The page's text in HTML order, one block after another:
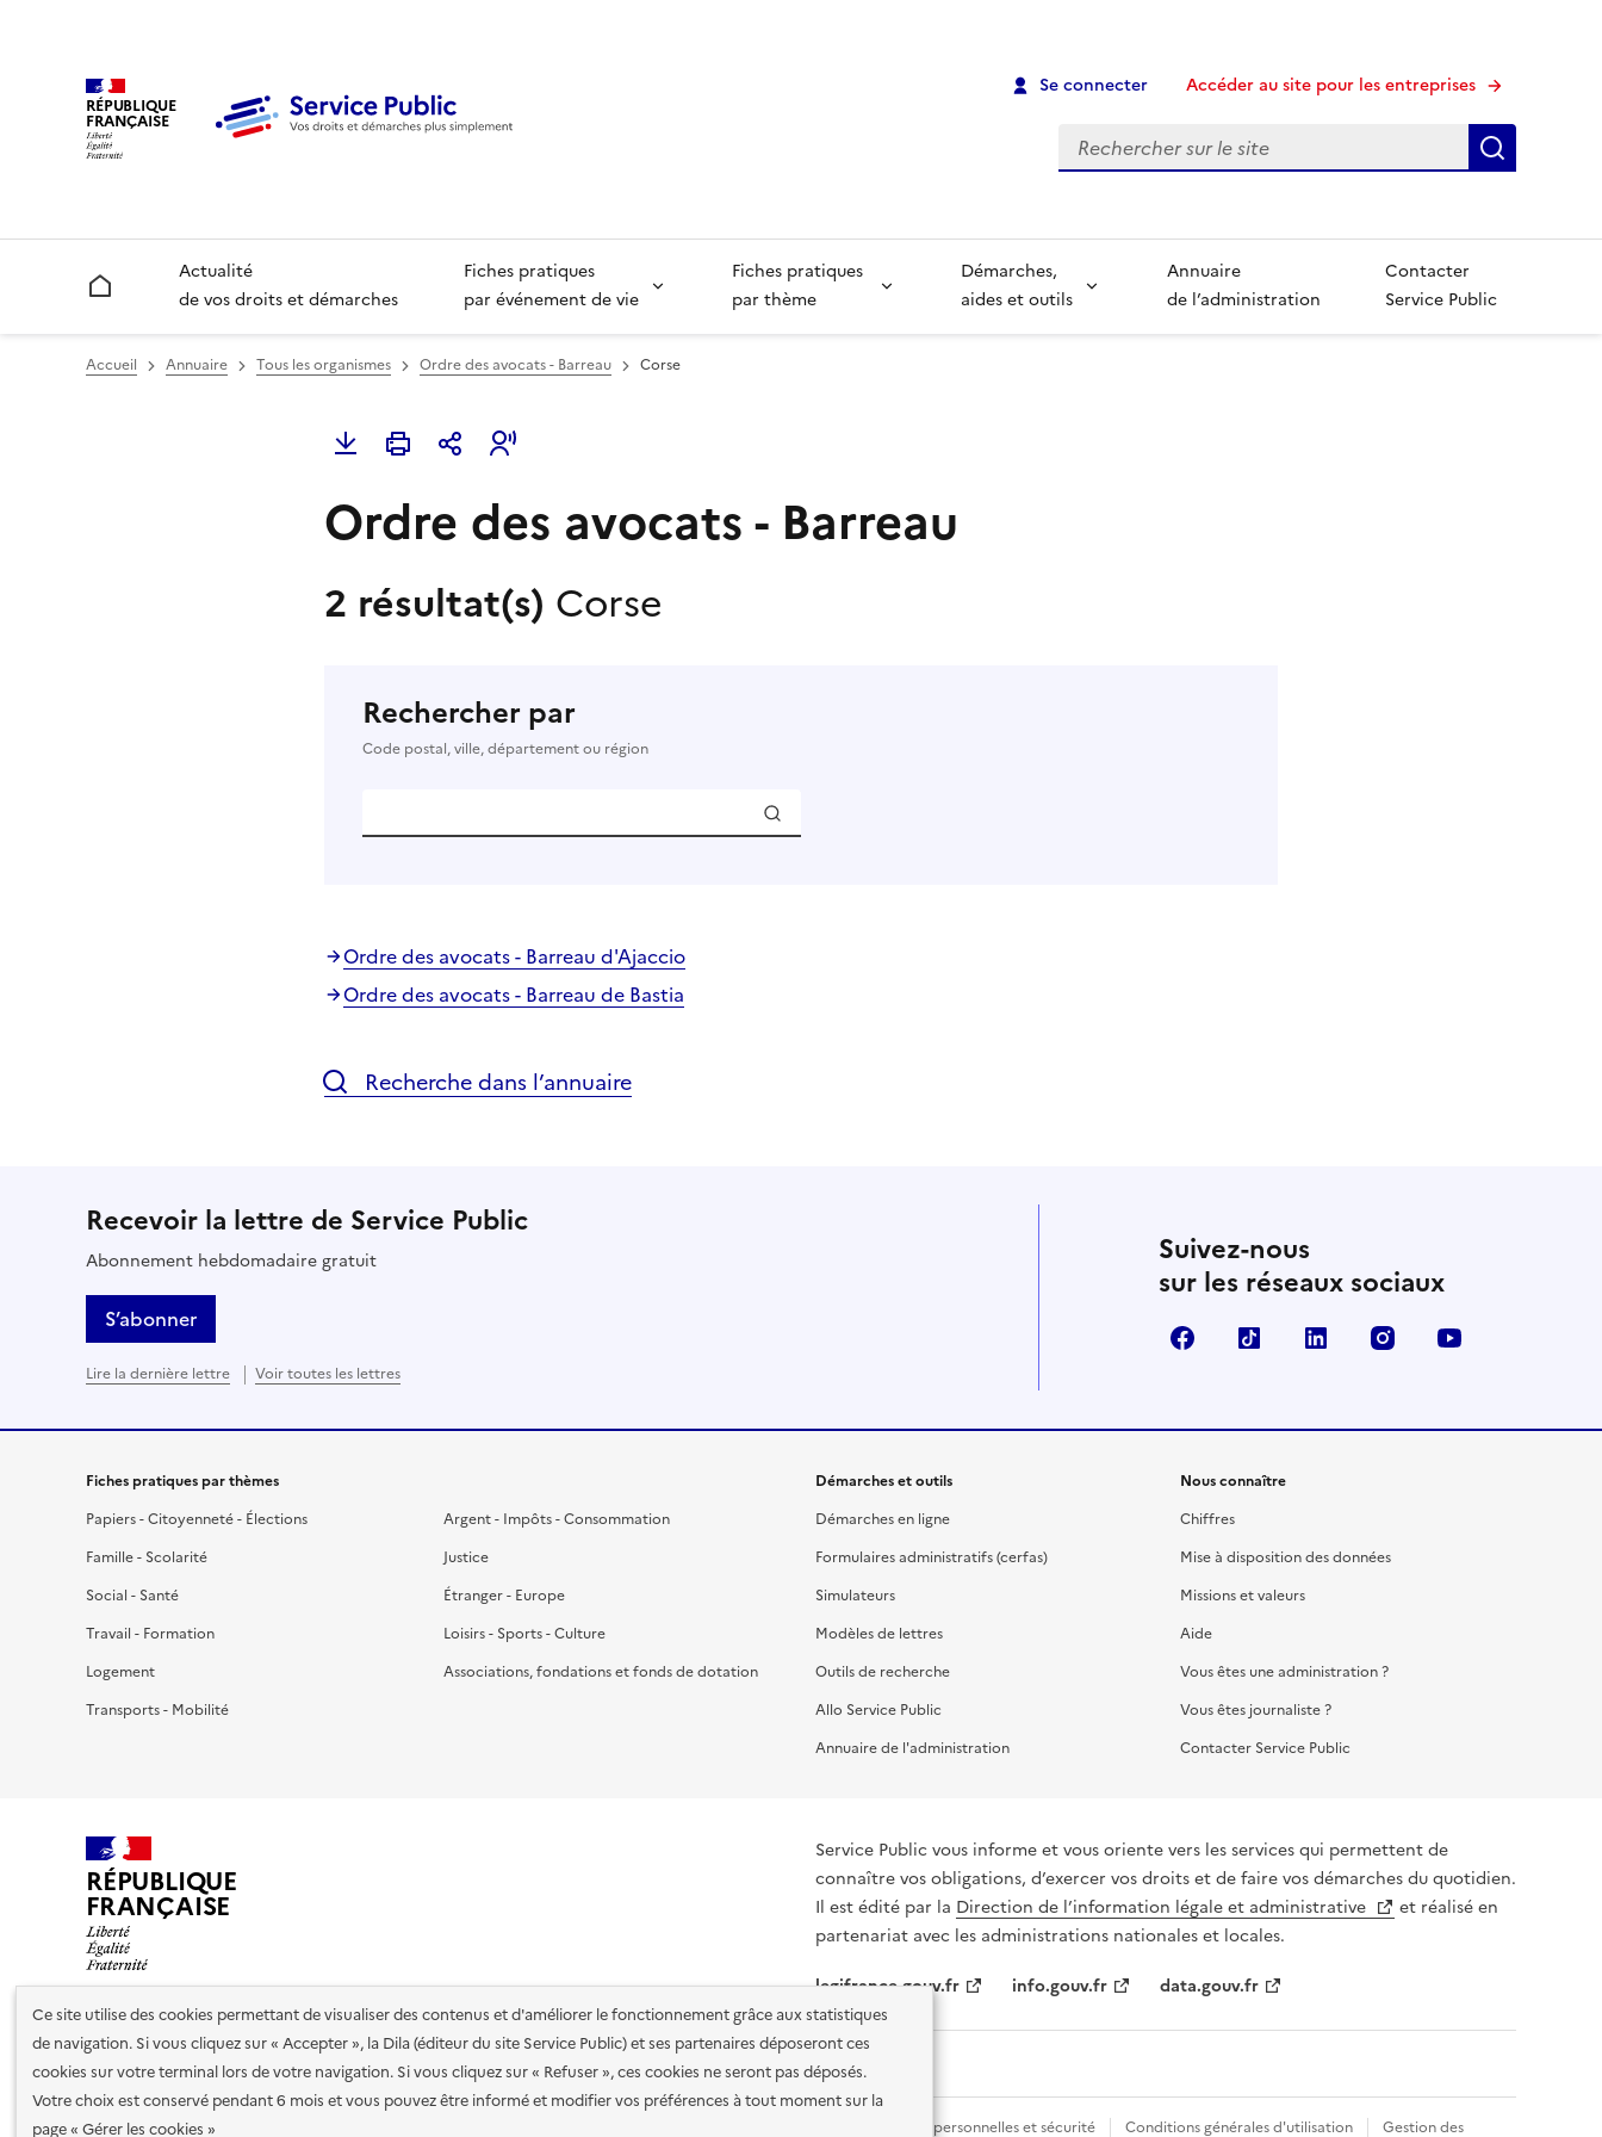
Ce site utilise des cookies permettant de visualiser des contenus et d'améliorer le fonctionnement grâce aux statistiques
de navigation. Si vous cliquez sur « Accepter », la Dila (éditeur du site Service Public) et ses partenaires déposeront ces
cookies sur votre terminal lors de votre navigation. Si vous cliquez sur « Refuser », ces cookies ne seront pas déposés.
Votre choix est conservé pendant 6 mois et vous pouvez être informé et modifier vos préférences à tout moment sur la
page « Gérer les cookies »
RÉPUBLIQUE
FRANÇAISE
Se connecter Accéder au site pour les entreprises
Recherche
Accueil
Actualité
de vos droits et démarches
Fiches pratiques
par événement de vie
Fiches pratiques
par thème
Démarches,
aides et outils
Annuaire
de l’administration
Contacter
Service Public
Accueil Annuaire Tous les organismes Ordre des avocats - Barreau Corse
Ordre des avocats - Barreau
2 résultat(s) Corse
Rechercher par
Code postal, ville, département ou région
Ordre des avocats - Barreau d'Ajaccio
Ordre des avocats - Barreau de Bastia
Recherche dans l’annuaire
Recevoir la lettre de Service Public
Abonnement hebdomadaire gratuit
S’abonner
Lire la dernière lettre Voir toutes les lettres
Suivez-nous
sur les réseaux sociaux
FacebookTikTok LinkedIn Instagram
Fiches pratiques par thèmes
Papiers - Citoyenneté - Élections
Famille - Scolarité
Social - Santé
Travail - Formation
Logement
Transports - Mobilité
Argent - Impôts - Consommation
Justice
Étranger - Europe
Loisirs - Sports - Culture
Associations, fondations et fonds de dotation
Démarches et outils
Démarches en ligne
Formulaires administratifs (cerfas)
Simulateurs
Modèles de lettres
Outils de recherche
Allo Service Public
Annuaire de l'administration
Nous connaître
Chiffres
Mise à disposition des données
Missions et valeurs
Aide
Vous êtes une administration ?
Vous êtes journaliste ?
Contacter Service Public
RÉPUBLIQUE
FRANÇAISE
Service Public vous informe et vous oriente vers les services qui permettent de
connaître vos obligations, d’exercer vos droits et de faire vos démarches du quotidien.
Il est édité par la Direction de l’information légale et administrative
et réalisé en
partenariat avec les administrations nationales et locales.
legifrance.gouv.fr
info.gouv.fr data.gouv.fr
Nos partenaires
Plan du site Accessibilité : totalement conforme Données personnelles et sécurité Conditions générales d'utilisation Gestion des